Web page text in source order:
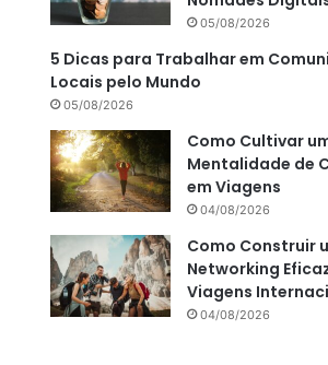
05/08/2026
5 Dicas para Trabalhar em
Locais pelo Mundo
05/08/2026
Como Cultivar
Mentalidade de
em Viagens
04/08/2026
Como Construir
Networking
Viagens
04/08/2026